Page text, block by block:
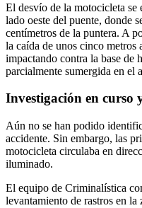
El desvío de la motocicleta
lado oeste del puente, donde
centímetros de la puntera. A
la caída de unos cinco
impactando contra la base de
parcialmente sumergida en el
Investigación en curso
Aún no se han podido
accidente. Sin embargo, las
motocicleta circulaba en
iluminado.
El equipo de Criminalística
levantamiento de rastros en la